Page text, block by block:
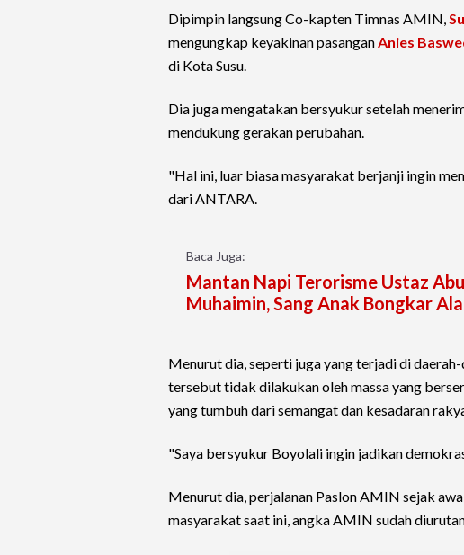
Dipimpin langsung Co-kapten Timnas AMIN,
mengungkap keyakinan pasanganAnies
di Kota Susu.
Dia juga mengatakan bersyukur setelah
mendukung gerakan perubahan.
"Hal ini, luar biasa masyarakat berjanji ingin
dari ANTARA.
Baca Juga:
Mantan Napi Terorisme Ustaz
Muhaimin, Sang Anak Bongkar
Menurut dia, seperti juga yang terjadi di
tersebut tidak dilakukan oleh massa yang
yang tumbuh dari semangat dan kesadaran
"Saya bersyukur Boyolali ingin jadikan
Menurut dia, perjalanan Paslon AMIN sejak
masyarakat saat ini, angka AMIN sudah